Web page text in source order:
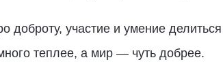
участие и умение
теплее, а мир — чуть добрее.